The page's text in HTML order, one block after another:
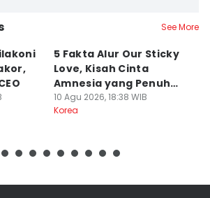
See More
5 Fakta Alur Our Sticky
Love, Kisah Cinta
Amnesia yang Penuh
Rahasia
10 Agu 2026, 18:38 WIB
Korea